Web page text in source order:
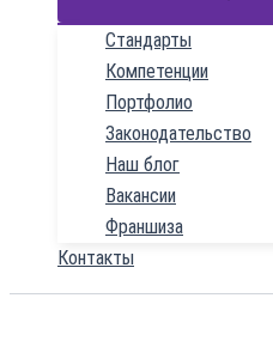
Стандарты
Компетенции
Портфолио
Законодательство
Наш блог
Вакансии
Франшиза
Контакты